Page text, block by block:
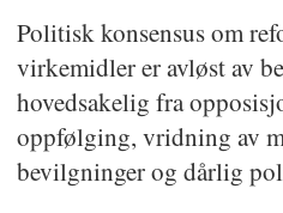
Vi skal ha et
Politiet skal være
Politimannen skal
generalist.
Politisk konsensus om
virkemidler er avløst av
hovedsakelig fra
oppfølging, vridning av
bevilgninger og dårlig